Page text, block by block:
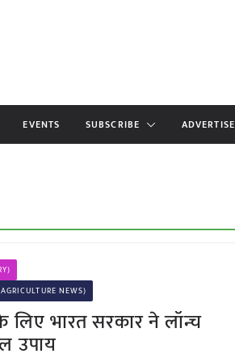
EVENTS SUBSCRIBE ADVERTISE
NEWS)
भारत सरकार ने लॉन्च
उपाय